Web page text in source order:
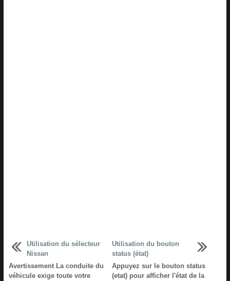
Utilisation du sélecteur
Nissan
Avertissement La conduite du
véhicule exige toute votre
Utilisation du bouton
status (état)
Appuyez sur le bouton status
(etat) pour afficher l'état de la